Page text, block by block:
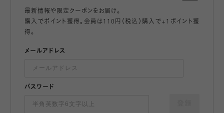
最新情報や限定クーポンをお届け。
購入でポイント獲得。会員は110円（税込）購入で+1ポイント獲
得。
メールアドレス
パスワード